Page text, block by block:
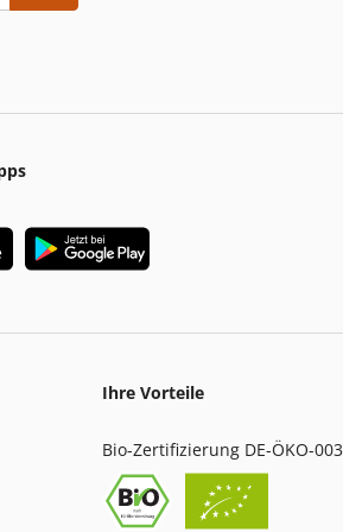
Ihre Vorteile
Bio-Zertifizierung DE-ÖKO-003